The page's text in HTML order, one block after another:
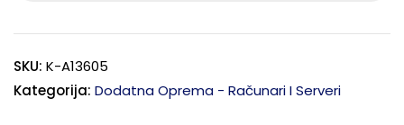
SKU: K-A13605
Kategorija: Dodatna Oprema - Računari I Serveri